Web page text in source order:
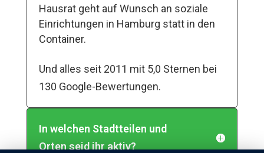
Hausrat geht auf Wunsch an soziale
Einrichtungen in Hamburg statt in den
Container.
Und alles seit 2011 mit 5,0 Sternen bei
130 Google-Bewertungen.
In welchen Stadtteilen und
Orten seid ihr aktiv?